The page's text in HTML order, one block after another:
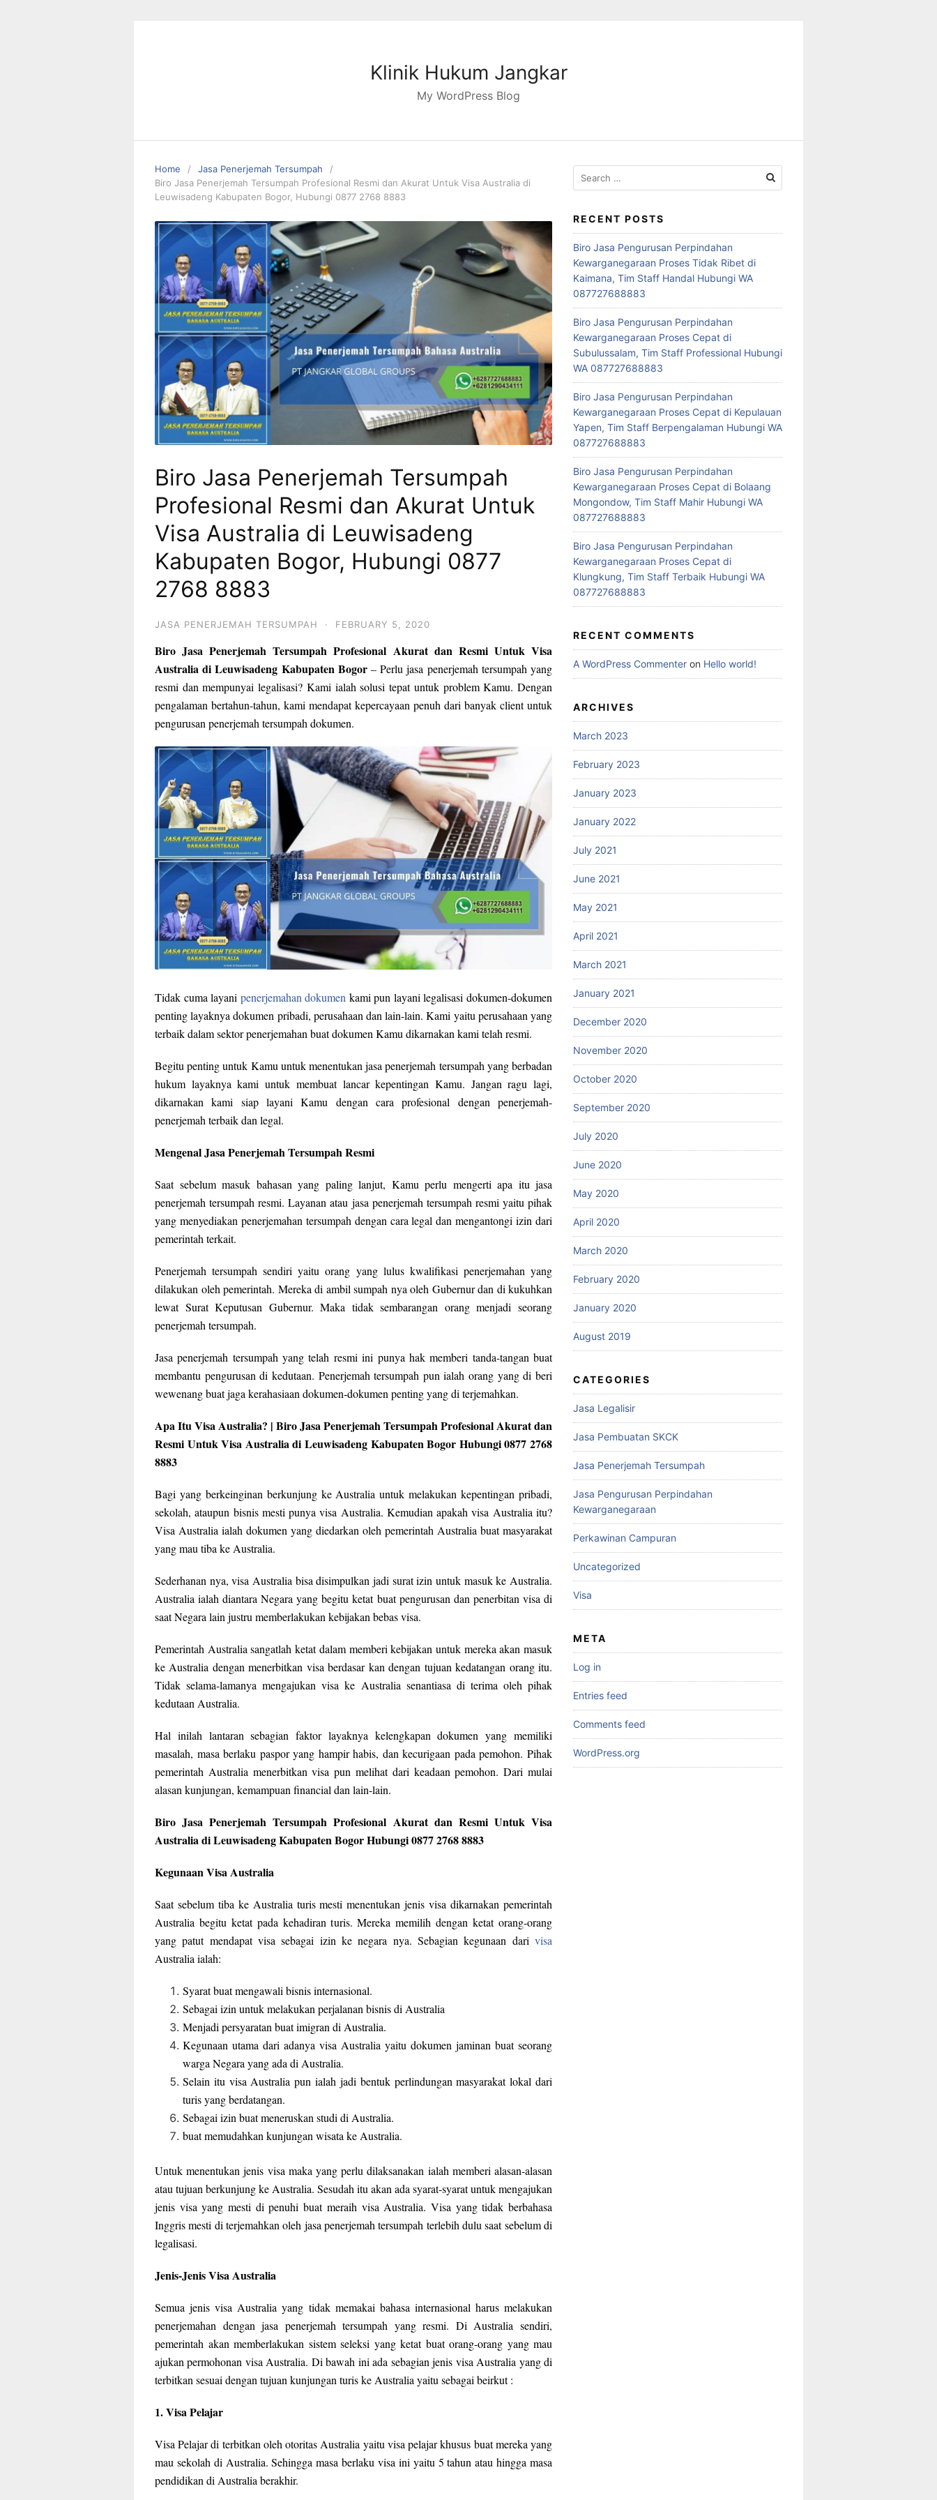
Klinik Hukum Jangkar
My WordPress Blog
Home
Jasa Penerjemah Tersumpah
Biro Jasa Penerjemah Tersumpah Profesional Resmi dan Akurat Untuk Visa Australia di
Leuwisadeng Kabupaten Bogor, Hubungi 0877 2768 8883
Biro Jasa Penerjemah Tersumpah
Profesional Resmi dan Akurat Untuk
Visa Australia di Leuwisadeng
Kabupaten Bogor, Hubungi 0877
2768 8883
JASA PENERJEMAH TERSUMPAH · FEBRUARY 5, 2020
Biro Jasa Penerjemah Tersumpah Profesional Akurat dan Resmi Untuk Visa
Australia di Leuwisadeng Kabupaten Bogor– Perlu jasa penerjemah tersumpah yang
resmi dan mempunyai legalisasi? Kami ialah solusi tepat untuk problem Kamu. Dengan
pengalaman bertahun-tahun, kami mendapat kepercayaan penuh dari banyak client untuk
pengurusan penerjemah tersumpah dokumen.
Tidak cuma layani penerjemahan dokumen kami pun layani legalisasi dokumen-dokumen
penting layaknya dokumen pribadi, perusahaan dan lain-lain. Kami yaitu perusahaan yang
terbaik dalam sektor penerjemahan buat dokumen Kamu dikarnakan kami telah resmi.
Begitu penting untuk Kamu untuk menentukan jasa penerjemah tersumpah yang berbadan
hukum layaknya kami untuk membuat lancar kepentingan Kamu. Jangan ragu lagi,
dikarnakan kami siap layani Kamu dengan cara profesional dengan penerjemah-
penerjemah terbaik dan legal.
Mengenal Jasa Penerjemah Tersumpah Resmi
Saat sebelum masuk bahasan yang paling lanjut, Kamu perlu mengerti apa itu jasa
penerjemah tersumpah resmi. Layanan atau jasa penerjemah tersumpah resmi yaitu pihak
yang menyediakan penerjemahan tersumpah dengan cara legal dan mengantongi izin dari
pemerintah terkait.
Penerjemah tersumpah sendiri yaitu orang yang lulus kwalifikasi penerjemahan yang
dilakukan oleh pemerintah. Mereka di ambil sumpah nya oleh Gubernur dan di kukuhkan
lewat Surat Keputusan Gubernur. Maka tidak sembarangan orang menjadi seorang
penerjemah tersumpah.
Jasa penerjemah tersumpah yang telah resmi ini punya hak memberi tanda-tangan buat
membantu pengurusan di kedutaan. Penerjemah tersumpah pun ialah orang yang di beri
wewenang buat jaga kerahasiaan dokumen-dokumen penting yang di terjemahkan.
Apa Itu Visa Australia? | Biro Jasa Penerjemah Tersumpah Profesional Akurat dan
Resmi Untuk Visa Australia di Leuwisadeng Kabupaten Bogor Hubungi 0877 2768
8883
Bagi yang berkeinginan berkunjung ke Australia untuk melakukan kepentingan pribadi,
sekolah, ataupun bisnis mesti punya visa Australia. Kemudian apakah visa Australia itu?
Visa Australia ialah dokumen yang diedarkan oleh pemerintah Australia buat masyarakat
yang mau tiba ke Australia.
Sederhanan nya, visa Australia bisa disimpulkan jadi surat izin untuk masuk ke Australia.
Australia ialah diantara Negara yang begitu ketat buat pengurusan dan penerbitan visa di
saat Negara lain justru memberlakukan kebijakan bebas visa.
Pemerintah Australia sangatlah ketat dalam memberi kebijakan untuk mereka akan masuk
ke Australia dengan menerbitkan visa berdasar kan dengan tujuan kedatangan orang itu.
Tidak selama-lamanya mengajukan visa ke Australia senantiasa di terima oleh pihak
kedutaan Australia.
Hal inilah lantaran sebagian faktor layaknya kelengkapan dokumen yang memiliki
masalah, masa berlaku paspor yang hampir habis, dan kecurigaan pada pemohon. Pihak
pemerintah Australia menerbitkan visa pun melihat dari keadaan pemohon. Dari mulai
alasan kunjungan, kemampuan financial dan lain-lain.
Biro Jasa Penerjemah Tersumpah Profesional Akurat dan Resmi Untuk Visa
Australia di Leuwisadeng Kabupaten Bogor Hubungi 0877 2768 8883
Kegunaan Visa Australia
Saat sebelum tiba ke Australia turis mesti menentukan jenis visa dikarnakan pemerintah
Australia begitu ketat pada kehadiran turis. Mereka memilih dengan ketat orang-orang
yang patut mendapat visa sebagai izin ke negara nya. Sebagian kegunaan dari visa
Australia ialah:
Syarat buat mengawali bisnis internasional.
Sebagai izin untuk melakukan perjalanan bisnis di Australia
Menjadi persyaratan buat imigran di Australia.
Kegunaan utama dari adanya visa Australia yaitu dokumen jaminan buat seorang
warga Negara yang ada di Australia.
Selain itu visa Australia pun ialah jadi bentuk perlindungan masyarakat lokal dari
turis yang berdatangan.
Sebagai izin buat meneruskan studi di Australia.
buat memudahkan kunjungan wisata ke Australia.
Untuk menentukan jenis visa maka yang perlu dilaksanakan ialah memberi alasan-alasan
atau tujuan berkunjung ke Australia. Sesudah itu akan ada syarat-syarat untuk mengajukan
jenis visa yang mesti di penuhi buat meraih visa Australia. Visa yang tidak berbahasa
Inggris mesti di terjemahkan oleh jasa penerjemah tersumpah terlebih dulu saat sebelum di
legalisasi.
Jenis-Jenis Visa Australia
Semua jenis visa Australia yang tidak memakai bahasa internasional harus melakukan
penerjemahan dengan jasa penerjemah tersumpah yang resmi. Di Australia sendiri,
pemerintah akan memberlakukan sistem seleksi yang ketat buat orang-orang yang mau
ajukan permohonan visa Australia. Di bawah ini ada sebagian jenis visa Australia yang di
terbitkan sesuai dengan tujuan kunjungan turis ke Australia yaitu sebagai beirkut :
1. Visa Pelajar
Visa Pelajar di terbitkan oleh otoritas Australia yaitu visa pelajar khusus buat mereka yang
mau sekolah di Australia. Sehingga masa berlaku visa ini yaitu 5 tahun atau hingga masa
pendidikan di Australia berakhir.
Search
for:
RECENT POSTS
Biro Jasa Pengurusan Perpindahan
Kewarganegaraan Proses Tidak Ribet di
Kaimana, Tim Staff Handal Hubungi WA
087727688883
Biro Jasa Pengurusan Perpindahan
Kewarganegaraan Proses Cepat di
Subulussalam, Tim Staff Professional Hubungi
WA 087727688883
Biro Jasa Pengurusan Perpindahan
Kewarganegaraan Proses Cepat di Kepulauan
Yapen, Tim Staff Berpengalaman Hubungi WA
087727688883
Biro Jasa Pengurusan Perpindahan
Kewarganegaraan Proses Cepat di Bolaang
Mongondow, Tim Staff Mahir Hubungi WA
087727688883
Biro Jasa Pengurusan Perpindahan
Kewarganegaraan Proses Cepat di
Klungkung, Tim Staff Terbaik Hubungi WA
087727688883
RECENT COMMENTS
A WordPress Commenter on Hello world!
ARCHIVES
March 2023
February 2023
January 2023
January 2022
July 2021
June 2021
May 2021
April 2021
March 2021
January 2021
December 2020
November 2020
October 2020
September 2020
July 2020
June 2020
May 2020
April 2020
March 2020
February 2020
January 2020
August 2019
CATEGORIES
Jasa Legalisir
Jasa Pembuatan SKCK
Jasa Penerjemah Tersumpah
Jasa Pengurusan Perpindahan
Kewarganegaraan
Perkawinan Campuran
Uncategorized
Visa
META
Log in
Entries feed
Comments feed
WordPress.org